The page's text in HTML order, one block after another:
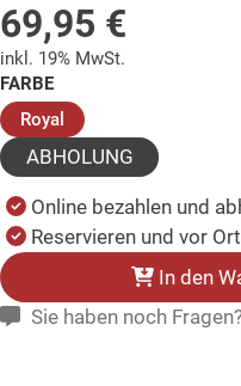
69,95 €
inkl. 19% MwSt.
FARBE
Royal
(ausgewählt)
ABHOLUNG
Online bezahlen und
Reservieren und vor
In den
Sie haben noch